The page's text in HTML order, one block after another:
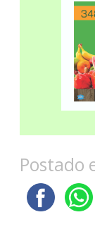
Postado